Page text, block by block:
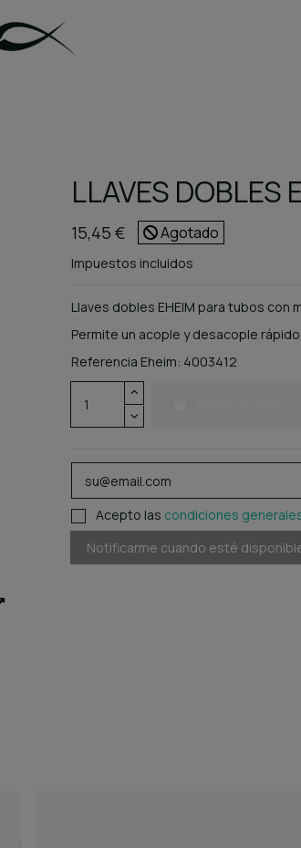
LLAVES DOBLES
15,45 € Agotado
Impuestos incluidos
Llaves dobles EHEIM para tubos con
Permite un acople y desacople
Referencia Eheim: 4003412
Acepto las condiciones